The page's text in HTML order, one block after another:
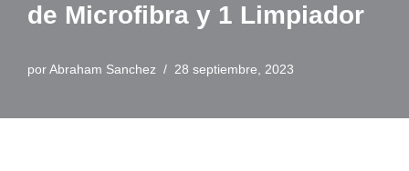
de Microfibra y 1 Limpiador
porAbraham Sanchez 28 septiembre, 2023